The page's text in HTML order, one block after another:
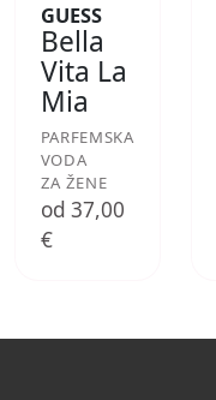
GUESS
Bella
Vita La
Mia
PARFEMSKA
VODA
ZA ŽENE
od 37,00
€